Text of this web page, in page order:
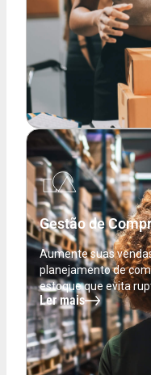
Gestão de
Aumente suas
planejamento de
estoque que evita
Ler mais